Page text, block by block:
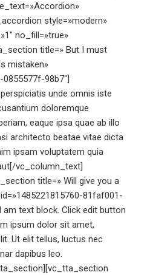
style=»modern»
no_fill=»true»
title=» But I must
mistaken»
98b7″]
unde omnis iste
doloremque
eaque ipsa quae ab illo
architecto beatae vitae dicta
ipsam voluptatem quia
vc_column_text]
title=» Will give you a
81faf001-
text block. Click edit button
ipsum dolor sit amet,
Ut elit tellus, luctus nec
dapibus leo.